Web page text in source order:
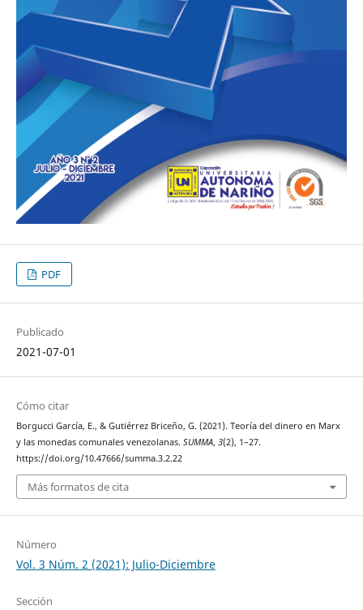
PDF
Publicado
2021-07-01
Cómo citar
Borgucci García, E., & Gutiérrez Briceño, G. (2021). Teoría del dinero en Marx
y las monedas comunales venezolanas. SUMMA, 3(2), 1–27.
https://doi.org/10.47666/summa.3.2.22
Más formatos de cita
Número
Vol. 3 Núm. 2 (2021): Julio-Diciembre
Sección